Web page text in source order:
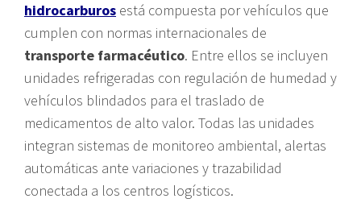
hidrocarburos está compuesta por vehículos que
cumplen con normas internacionales de
transporte farmacéutico. Entre ellos se incluyen
unidades refrigeradas con regulación de humedad y
vehículos blindados para el traslado de
medicamentos de alto valor. Todas las unidades
integran sistemas de monitoreo ambiental, alertas
automáticas ante variaciones y trazabilidad
conectada a los centros logísticos.